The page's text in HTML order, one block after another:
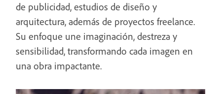
de publicidad, estudios de diseño y
arquitectura, además de proyectos freelance.
Su enfoque une imaginación, destreza y
sensibilidad, transformando cada imagen en
una obra impactante.